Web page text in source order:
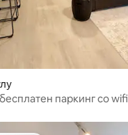
паркинг со wifi